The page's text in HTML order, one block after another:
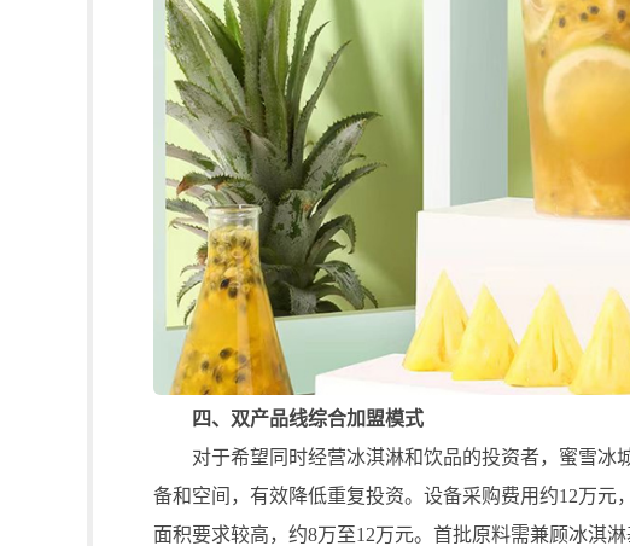
四、双产品线综合加盟模式
对于希望同时经营冰淇淋和饮品的投资者，蜜雪冰
备和空间，有效降低重复投资。设备采购费用约12万元
面积要求较高，约8万至12万元。首批原料需兼顾冰淇